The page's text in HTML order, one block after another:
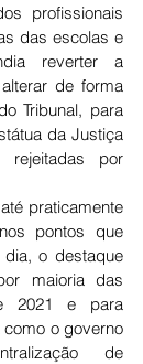
profissionais
das escolas e
reverter a
de forma
Tribunal, para
da Justiça
por
praticamente
pontos que
o destaque
maioria das
2021 e para
o governo
de